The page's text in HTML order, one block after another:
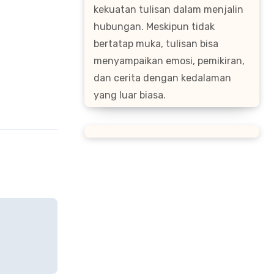
kekuatan tulisan dalam menjalin
hubungan. Meskipun tidak
bertatap muka, tulisan bisa
menyampaikan emosi, pemikiran,
dan cerita dengan kedalaman
yang luar biasa.